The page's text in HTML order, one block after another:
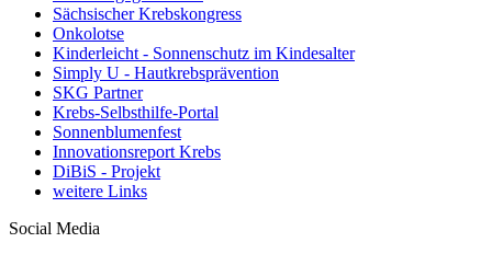
Sächsischer Krebskongress
Onkolotse
Kinderleicht - Sonnenschutz im Kindesalter
Simply U - Hautkrebsprävention
SKG Partner
Krebs-Selbsthilfe-Portal
Sonnenblumenfest
Innovationsreport Krebs
DiBiS - Projekt
weitere Links
Social Media